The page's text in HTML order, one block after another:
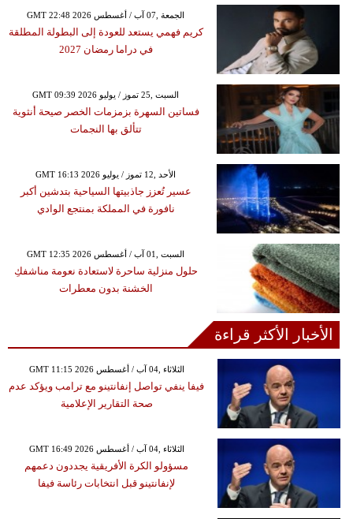
GMT 22:48 2026 الجمعة ,07 آب / أغسطس
كريم فهمي يستعد للعودة إلى البطولة المطلقة
في دراما رمضان 2027
GMT 09:39 2026 السبت ,25 تموز / يوليو
فساتين السهرة بزمزمات الخصر صيحة أنثوية
تتألق بها النجمات
GMT 16:13 2026 الأحد ,12 تموز / يوليو
عسير تُعزز جاذبيتها السياحية بتدشين أكبر
نافورة في المملكة بمنتجع الوادي
GMT 12:35 2026 السبت ,01 آب / أغسطس
حلول منزلية ساحرة لاستعادة نعومة مناشفكِ
الخشنة بدون معطرات
الأخبار الأكثر قراءة
GMT 11:15 2026 الثلاثاء ,04 آب / أغسطس
فيفا ينفي تواصل إنفانتينو مع ترامب ويؤكد عدم
صحة التقارير الإعلامية
GMT 16:49 2026 الثلاثاء ,04 آب / أغسطس
مسؤولو الكرة الأفريقية يجددون دعمهم
لإنفانتينو قبل انتخابات رئاسة فيفا